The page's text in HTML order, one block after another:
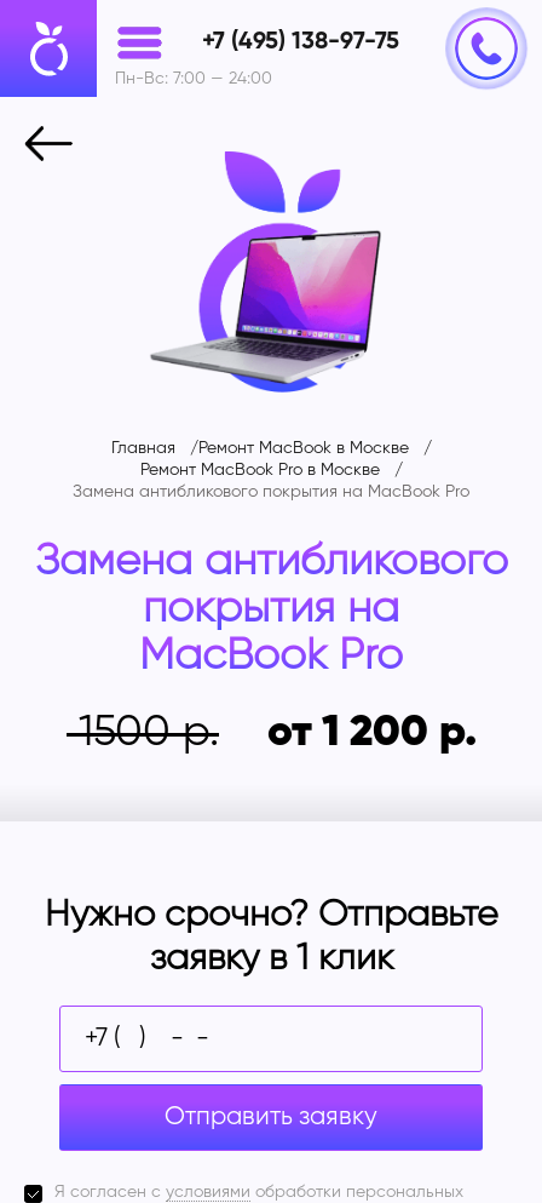
+7 (495) 138-97-75
Пн-Вс: 7:00 — 24:00
Главная
Ремонт MacBook в Москве
Ремонт MacBook Pro в Москве
Замена антибликового покрытия на MacBook Pro
Замена антибликового
покрытия на
MacBook Pro
1500
от 1 200
Нужно срочно? Отправьте
заявку в 1 клик
Отправить заявку
Я согласен с условиями обработки персональных